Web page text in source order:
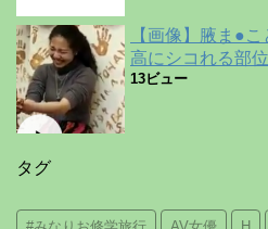
【画像】腋ま●
高にシコれる部
13ビュー
タグ